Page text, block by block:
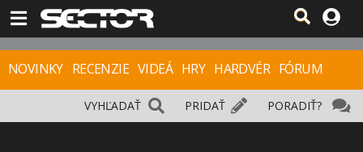
NOVINKY RECENZIE VIDEÁ HRY HARDVÉR FÓRUM
PORADIŤ?
PRIDAŤ
VYHĽADAŤ